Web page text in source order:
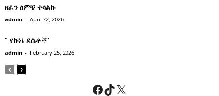
ዘፈን ሰምቼ ተሳልኩ
admin - April 22, 2026
” የኩነኔ ደሴቶች’’
admin - February 25, 2026
Facebook
TikTok
X